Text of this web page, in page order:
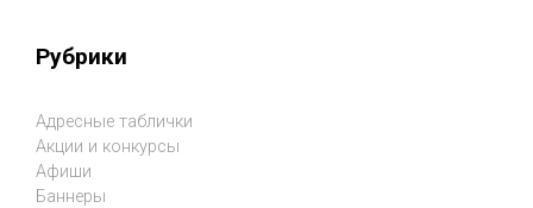
Рубрики
Адресные таблички
Акции и конкурсы
Афиши
Баннеры